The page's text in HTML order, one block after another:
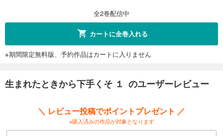
全2巻配信中
カートに全巻入れる
※期間限定無料版、予約作品はカートに入りません
生まれたときから下手くそ １ のユーザーレビュー
＼ レビュー投稿でポイントプレゼント ／
※購入済みの作品が対象となります